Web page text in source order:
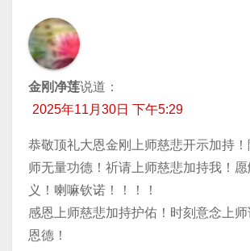
航
金刚净莲说道：
2025年11月30日 下午5:29
恭敬顶礼大恩金刚上师慈悲开示加持！
师无量功德！祈请上师慈悲加持我！
义！喇嘛钦诺！！！！
感恩上师慈悲加持护佑！时刻意念上
恩德！